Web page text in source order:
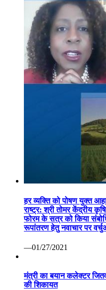
हर व्यक्ति को पोषण युक्त
राष्ट्र: श्री तोमर केंद्रीय
फोरम के सत्र को किया
रूपांतरण हेतु नवाचार पर
—01/27/2021
मंत्री का बयान कलेक्टर
की शिकायत